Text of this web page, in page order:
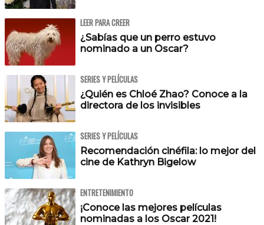
LEER PARA CREER
¿Sabías que un perro estuvo
nominado a un Oscar?
SERIES Y PELÍCULAS
¿Quién es Chloé Zhao? Conoce a la
directora de los invisibles
SERIES Y PELÍCULAS
Recomendación cinéfila: lo mejor del
cine de Kathryn Bigelow
ENTRETENIMIENTO
¡Conoce las mejores películas
nominadas a los Oscar 2021!